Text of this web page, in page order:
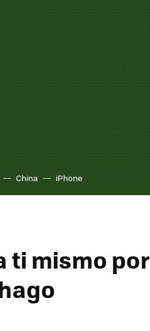
China iPhone
ti mismo por